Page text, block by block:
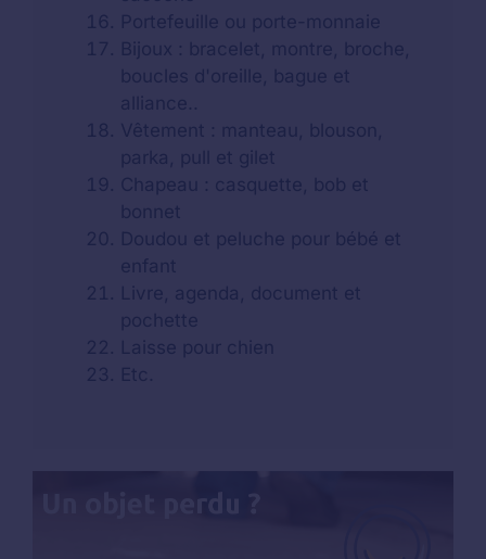
Portefeuille ou porte-monnaie
Bijoux : bracelet, montre, broche,
boucles d'oreille, bague et
alliance..
Vêtement : manteau, blouson,
parka, pull et gilet
Chapeau : casquette, bob et
bonnet
Doudou et peluche pour bébé et
enfant
Livre, agenda, document et
pochette
Laisse pour chien
Etc.